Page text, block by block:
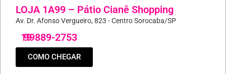
LOJA 1A99 – Pátio Cianê Shopping
Av. Dr. Afonso Vergueiro, 823 - Centro Sorocaba/SP
19
99889-2753
COMO CHEGAR